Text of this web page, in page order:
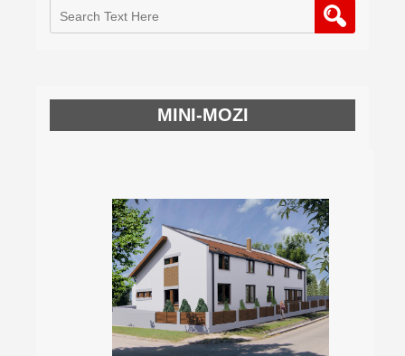
MINI-MOZI